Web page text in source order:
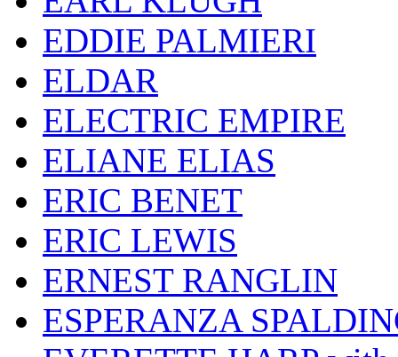
EDDIE PALMIERI
ELDAR
ELECTRIC EMPIRE
ELIANE ELIAS
ERIC BENET
ERIC LEWIS
ERNEST RANGLIN
ESPERANZA